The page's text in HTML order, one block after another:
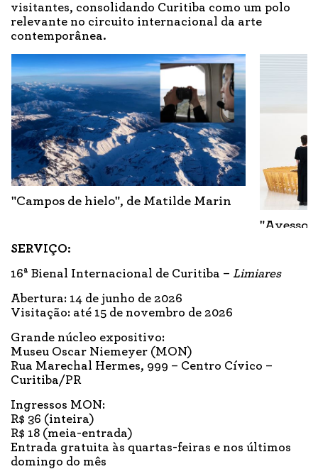
visitantes, consolidando Curitiba como um polo
relevante no circuito internacional da arte
contemporânea.
"Campos de hielo", de Matilde Marin
SERVIÇO:
16ª Bienal Internacional de Curitiba – Limiares
Abertura: 14 de junho de 2026
Visitação: até 15 de novembro de 2026
Grande núcleo expositivo:
Museu Oscar Niemeyer (MON)
Rua Marechal Hermes, 999 – Centro Cívico –
Curitiba/PR
Ingressos MON:
R$ 36 (inteira)
R$ 18 (meia-entrada)
Entrada gratuita às quartas-feiras e nos últimos
domingo do mês